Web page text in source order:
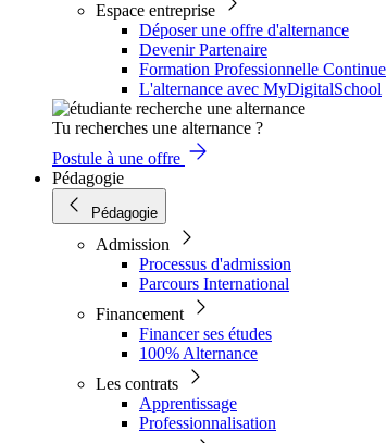
Espace entreprise
Déposer une offre d'alternance
Devenir Partenaire
Formation Professionnelle Continue
L'alternance avec MyDigitalSchool
Tu recherches une alternance ?
Postule à une offre
Pédagogie
Pédagogie
Admission
Processus d'admission
Parcours International
Financement
Financer ses études
100% Alternance
Les contrats
Apprentissage
Professionnalisation